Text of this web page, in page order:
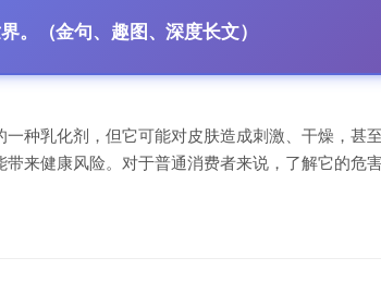
。（金句、趣图、深度长文）
一种乳化剂，但它可能对皮肤造成刺激、干燥，甚
带来健康风险。对于普通消费者来说，了解它的危